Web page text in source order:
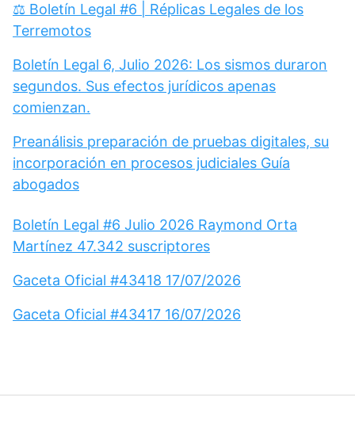
⚖️ Boletín Legal #6 | Réplicas Legales de los
Terremotos
Boletín Legal 6, Julio 2026: Los sismos duraron
segundos. Sus efectos jurídicos apenas
comienzan.
Preanálisis preparación de pruebas digitales, su
incorporación en procesos judiciales Guía
abogados
Boletín Legal #6 Julio 2026 Raymond Orta
Martínez 47.342 suscriptores
Gaceta Oficial #43418 17/07/2026
Gaceta Oficial #43417 16/07/2026